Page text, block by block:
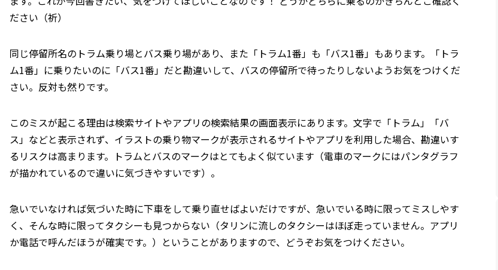
ださい（祈）
同じ停留所名のトラム乗り場とバス乗り場があり、また「トラム1番」も「バス1番」もあります。「トラ
ム1番」に乗りたいのに「バス1番」だと勘違いして、バスの停留所で待ったりしないようお気をつけくだ
さい。反対も然りです。
このミスが起こる理由は検索サイトやアプリの検索結果の画面表示にあります。文字で「トラム」「バ
ス」などと表示されず、イラストの乗り物マークが表示されるサイトやアプリを利用した場合、勘違いす
るリスクは高まります。トラムとバスのマークはとてもよく似ています（電車のマークにはパンタグラフ
が描かれているので違いに気づきやすいです）。
急いでいなければ気づいた時に下車をして乗り直せばよいだけですが、急いでいる時に限ってミスしやす
く、そんな時に限ってタクシーも見つからない（タリンに流しのタクシーはほぼ走っていません。アプリ
か電話で呼んだほうが確実です。）ということがありますので、どうぞお気をつけください。